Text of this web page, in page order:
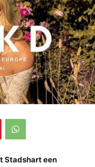
Stadshart een